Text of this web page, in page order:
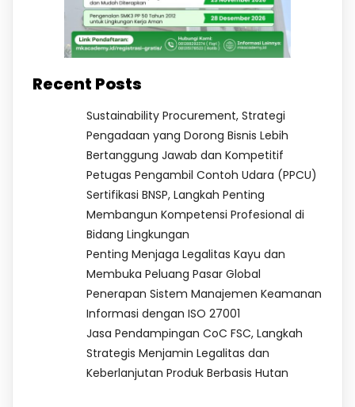
Recent Posts
Sustainability Procurement, Strategi
Pengadaan yang Dorong Bisnis Lebih
Bertanggung Jawab dan Kompetitif
Petugas Pengambil Contoh Udara (PPCU)
Sertifikasi BNSP, Langkah Penting
Membangun Kompetensi Profesional di
Bidang Lingkungan
Penting Menjaga Legalitas Kayu dan
Membuka Peluang Pasar Global
Penerapan Sistem Manajemen Keamanan
Informasi dengan ISO 27001
Jasa Pendampingan CoC FSC, Langkah
Strategis Menjamin Legalitas dan
Keberlanjutan Produk Berbasis Hutan